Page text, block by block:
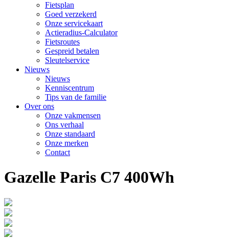
Fietsplan
Goed verzekerd
Onze servicekaart
Actieradius-Calculator
Fietsroutes
Gespreid betalen
Sleutelservice
Nieuws
Nieuws
Kenniscentrum
Tips van de familie
Over ons
Onze vakmensen
Ons verhaal
Onze standaard
Onze merken
Contact
Gazelle Paris C7 400Wh